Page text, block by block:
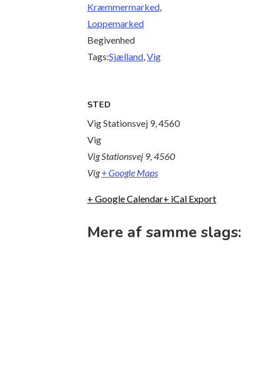
Kræmmermarked,
Loppemarked
Begivenhed
Tags:Sjælland,Vig
STED
Vig Stationsvej 9, 4560
Vig
Vig Stationsvej 9, 4560
Vig + Google Maps
+ Google Calendar+ iCal Export
Mere af samme slags: